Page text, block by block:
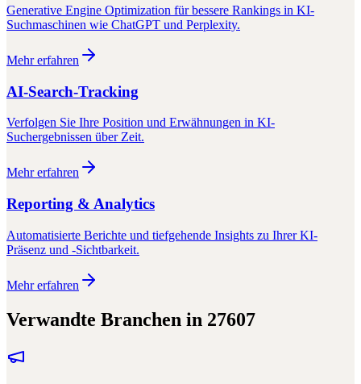
Generative Engine Optimization für bessere Rankings in KI-
Suchmaschinen wie ChatGPT und Perplexity.
Mehr erfahren
AI-Search-Tracking
Verfolgen Sie Ihre Position und Erwähnungen in KI-
Suchergebnissen über Zeit.
Mehr erfahren
Reporting & Analytics
Automatisierte Berichte und tiefgehende Insights zu Ihrer KI-
Präsenz und -Sichtbarkeit.
Mehr erfahren
Verwandte Branchen in 27607